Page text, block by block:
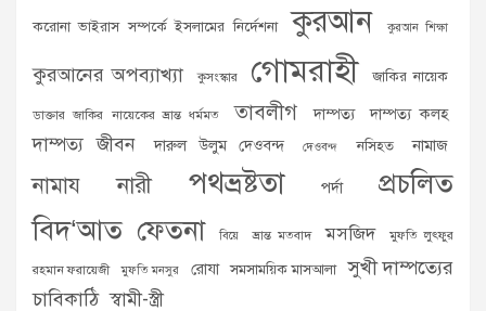
করোনা ভাইরাস সম্পর্কে ইসলামের নির্দেশনা কুরআন কুরআন শিক্ষা
কুরআনের অপব্যাখ্যা কুসংস্কার গোমরাহী জাকির নায়েক
ডাক্তার জাকির নায়েকের ভ্রান্ত ধর্মমত তাবলীগ দাম্পত্য দাম্পত্য কলহ
দাম্পত্য জীবন দারুল উলুম দেওবন্দ দেওবন্দ নসিহত নামাজ
নামায নারী পথভ্রষ্টতা পর্দা
প্রচলিত
বিদ‘আত ফেতনা বিয়ে ভ্রান্ত মতবাদ মসজিদ মুফতি লুৎফুর
রহমান ফরায়েজী মুফতি মনসুর রোযা সমসাময়িক মাসআলা
সুখী দাম্পত্যের
চাবিকাঠি স্বামী-স্ত্রী